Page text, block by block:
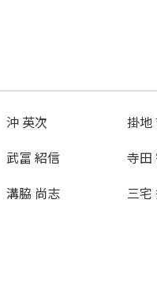
沖 英次 掛地
武冨 紹信 寺田
溝脇 尚志 三宅